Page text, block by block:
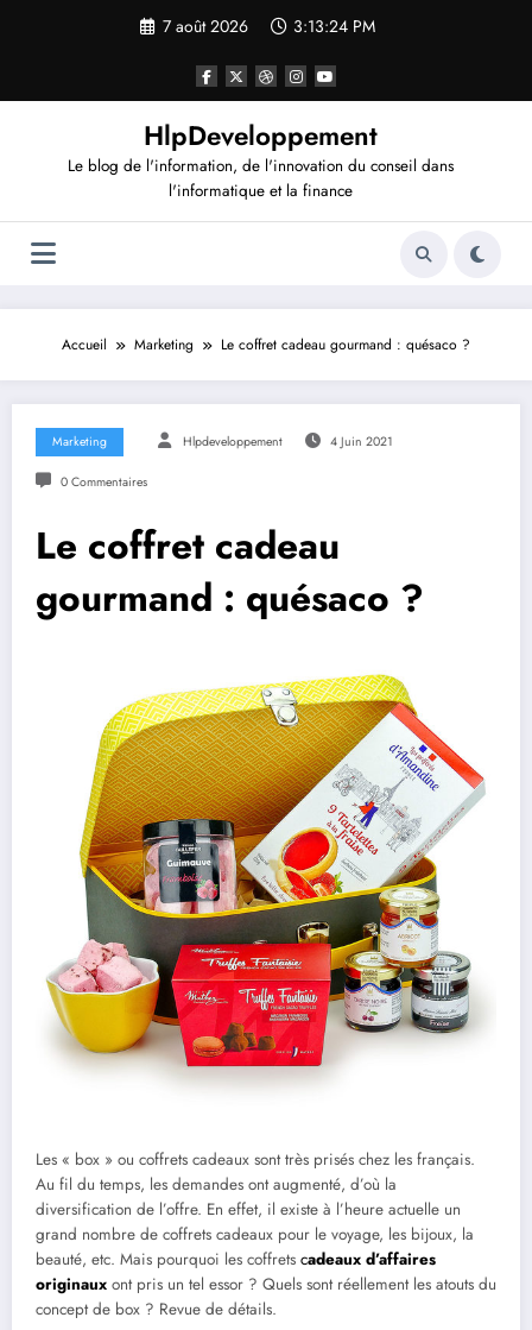
7 août 2026 3:13:24 PM
HlpDeveloppement
Le blog de l'information, de l'innovation du conseil dans
l'informatique et la finance
Accueil Marketing Le coffret cadeau gourmand : quésaco ?
Marketing Hlpdeveloppement 4 Juin 2021
0 Commentaires
Le coffret cadeau
gourmand : quésaco ?
Les « box » ou coffrets cadeaux sont très prisés chez les français.
Au fil du temps, les demandes ont augmenté, d’où la
diversification de l’offre. En effet, il existe à l’heure actuelle un
grand nombre de coffrets cadeaux pour le voyage, les bijoux, la
beauté, etc. Mais pourquoi les coffrets cadeaux d’affaires
originaux ont pris un tel essor ? Quels sont réellement les atouts du
concept de box ? Revue de détails.